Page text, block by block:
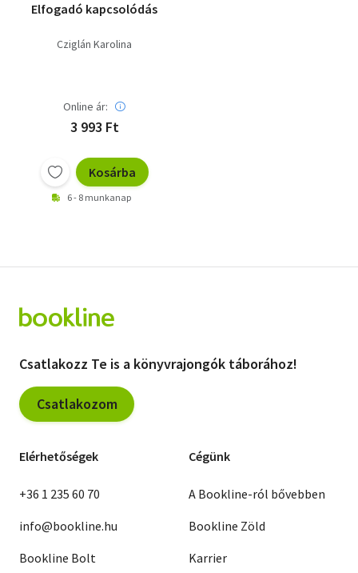
Elfogadó kapcsolódás
Cziglán Karolina
Online ár:
3 993 Ft
Kosárba
6 - 8 munkanap
Csatlakozz Te is a könyvrajongók táborához!
Csatlakozom
Elérhetőségek
+36 1 235 60 70
info@bookline.hu
Bookline Bolt
Cégünk
A Bookline-ról bővebben
Bookline Zöld
Karrier